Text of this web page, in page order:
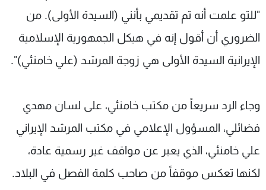
"للتو علمت أنه تم تقديمي بأنني (السيدة الأولى). من
الضروري أن أقول إنه في هيكل الجمهورية الإسلامية
الإيرانية السيدة الأولى هي زوجة المرشد (علي خامنئي)".
وجاء الرد سريعاً من مكتب خامنئي، على لسان مهدي
فضائلي، المسؤول الإعلامي في مكتب المرشد الإيراني
علي خامنئي، الذي يعبر عن مواقف غير رسمية عادة،
لكنها تعكس موقفاً من صاحب كلمة الفصل في البلاد.